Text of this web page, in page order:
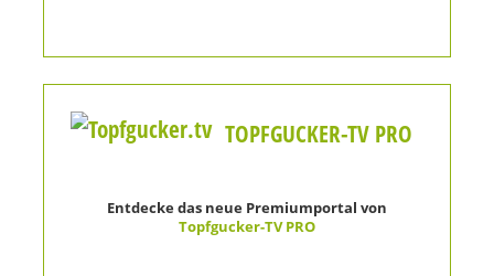
TOPFGUCKER-TV PRO
Entdecke das neue Premiumportal von
Topfgucker-TV PRO